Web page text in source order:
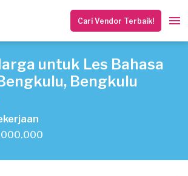
Cari Vendor Terbaik!
untuk Les Bahasa
Bengkulu